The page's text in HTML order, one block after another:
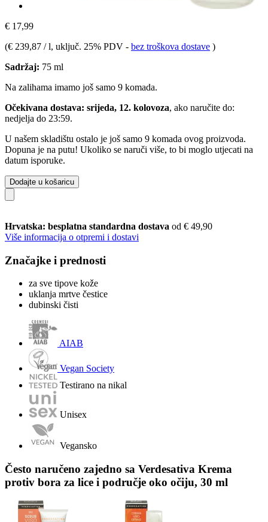
€ 17,99
(€ 239,87 / l, uključ. 25% PDV - bez troškova dostave )
Sadržaj: 75 ml
Na zalihama imamo još samo 9 komada.
Očekivana dostava: srijeda, 12. kolovoza, ako naručite do:
nedjelja do 23:59.
U našem skladištu ostalo je još samo 9 komada ovog proizvoda.
Dopuna je na putu! Ukoliko se naruči više, to bi moglo utjecati na
datum isporuke.
Dodajte u košaricu
Hrvatska: besplatna standardna dostava od € 49,90
Više informacija o otpremi i dostavi
Značajke i prednosti
za sve tipove kože
uklanja mrtve čestice
dubinski čisti
AIAB
Vegan Society
Testirano na nikal
Unisex
Vegansko
Često naručeno zajedno sa Verdesativa Krema
protiv bora za lice i područje oko očiju, 30 ml